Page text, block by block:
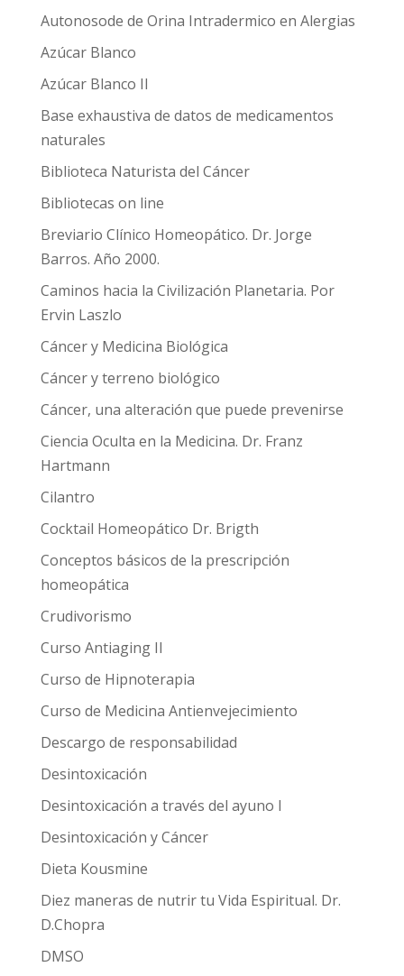
Autonosode de Orina Intradermico en Alergias
Azúcar Blanco
Azúcar Blanco II
Base exhaustiva de datos de medicamentos
naturales
Biblioteca Naturista del Cáncer
Bibliotecas on line
Breviario Clínico Homeopático. Dr. Jorge
Barros. Año 2000.
Caminos hacia la Civilización Planetaria. Por
Ervin Laszlo
Cáncer y Medicina Biológica
Cáncer y terreno biológico
Cáncer, una alteración que puede prevenirse
Ciencia Oculta en la Medicina. Dr. Franz
Hartmann
Cilantro
Cocktail Homeopático Dr. Brigth
Conceptos básicos de la prescripción
homeopática
Crudivorismo
Curso Antiaging II
Curso de Hipnoterapia
Curso de Medicina Antienvejecimiento
Descargo de responsabilidad
Desintoxicación
Desintoxicación a través del ayuno I
Desintoxicación y Cáncer
Dieta Kousmine
Diez maneras de nutrir tu Vida Espiritual. Dr.
D.Chopra
DMSO